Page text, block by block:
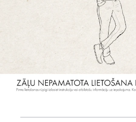
Strategy